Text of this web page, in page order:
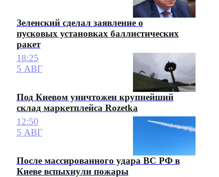
Зеленский сделал заявление о
пусковых установках баллистических
ракет
18:25
5 АВГ
Под Киевом уничтожен крупнейший
склад маркетплейса Rozetka
12:50
5 АВГ
После массированного удара ВС РФ в
Киеве вспыхнули пожары